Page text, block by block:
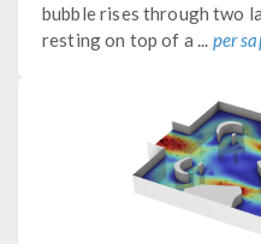
bubble rises through two
resting on top of a ... per